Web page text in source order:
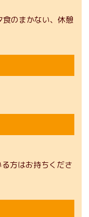
のまかない、休憩
方はお持ちくださ